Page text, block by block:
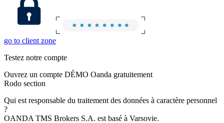
go to client zone
Testez notre compte
Ouvrez un compte DÉMO Oanda gratuitement
Rodo section
Qui est responsable du traitement des données à caractère personnel
?
OANDA TMS Brokers S.A. est basé à Varsovie.